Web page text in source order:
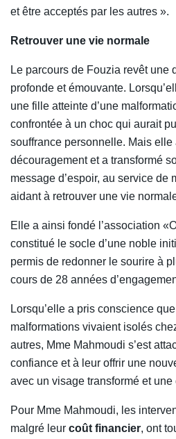
et être acceptés par les autres ».
Retrouver une vie normale
Le parcours de Fouzia revêt une
profonde et émouvante.
une fille atteinte d’une
confrontée à un choc qui aurait
souffrance personnelle. Mais elle
découragement et a transformé
message d’espoir, au service de
aidant à retrouver une vie
Elle a ainsi fondé l’association
constitué le socle d’une noble
permis de redonner le sourire à
cours de 28 années
Lorsqu’elle a pris conscience
malformations vivaient isolés
autres, Mme Mahmoudi s’est
confiance et à leur offrir une
avec un visage transformé et
Pour Mme Mahmoudi, les
malgré leur coût financier, ont